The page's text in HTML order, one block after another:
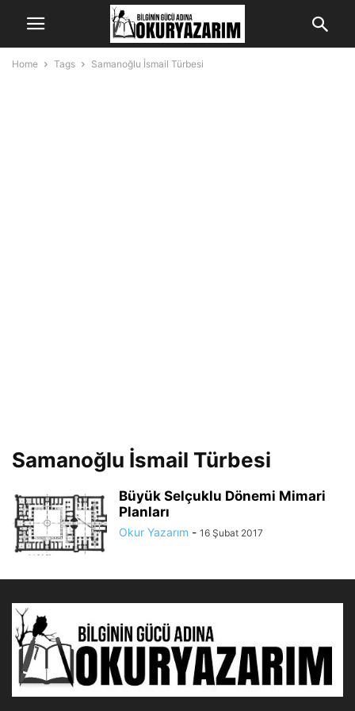
Home Tags Samanoğlu İsmail Türbesi
Samanoğlu İsmail Türbesi
Büyük Selçuklu Dönemi Mimari
Planları
Okur Yazarım - 16 Şubat 2017